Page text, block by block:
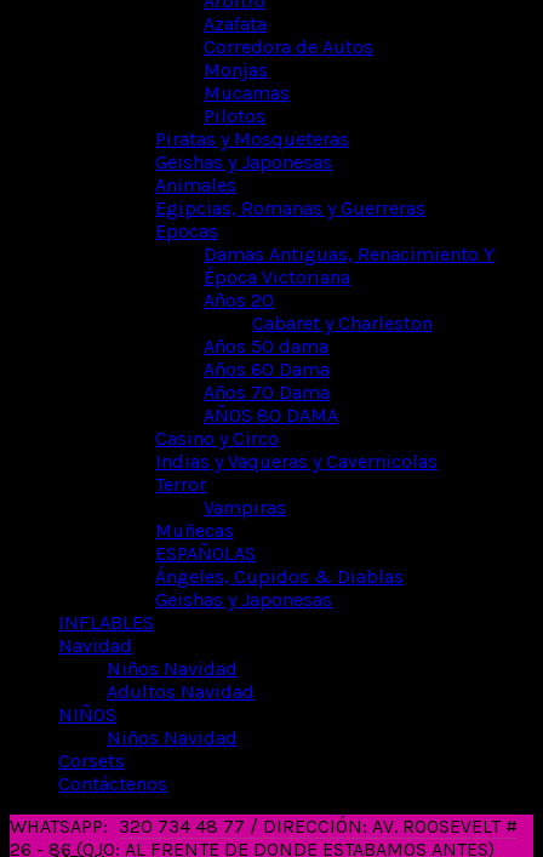
Azafata
Corredora de Autos
Monjas
Mucamas
Pilotos
Piratas y Mosqueteras
Geishas y Japonesas
Animales
Egipcias, Romanas y Guerreras
Epocas
Damas Antiguas, Renacimiento Y
Época Victoriana
Años 20
Cabaret y Charleston
Años 50 dama
Años 60 Dama
Años 70 Dama
AÑOS 80 DAMA
Casino y Circo
Indias y Vaqueras y Cavernicolas
Terror
Vampiras
Muñecas
ESPAÑOLAS
Ángeles, Cupidos & Diablas
Geishas y Japonesas
INFLABLES
Navidad
Niños Navidad
Adultos Navidad
NIÑOS
Niños Navidad
Corsets
Contáctenos
WHATSAPP: 320 734 48 77 / DIRECCIÓN: AV. ROOSEVELT #
26 - 86 (OJO: AL FRENTE DE DONDE ESTABAMOS ANTES)